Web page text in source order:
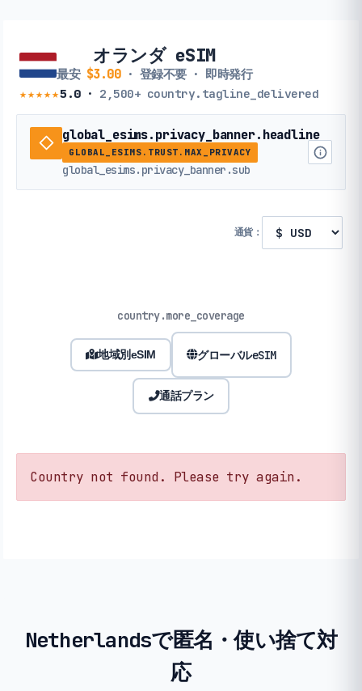
オランダ eSIM
最安 $3.00· 登録不要 · 即時発行
★★★★★5.0· 2,500+ country.tagline_delivered
global_esims.privacy_banner.headline
GLOBAL_ESIMS.TRUST.MAX_PRIVACY
global_esims.privacy_banner.sub
通貨：
country.more_coverage
地域別eSIM グローバルeSIM
通話プラン
Country not found. Please try again.
Netherlandsで匿名・使い捨て対
応